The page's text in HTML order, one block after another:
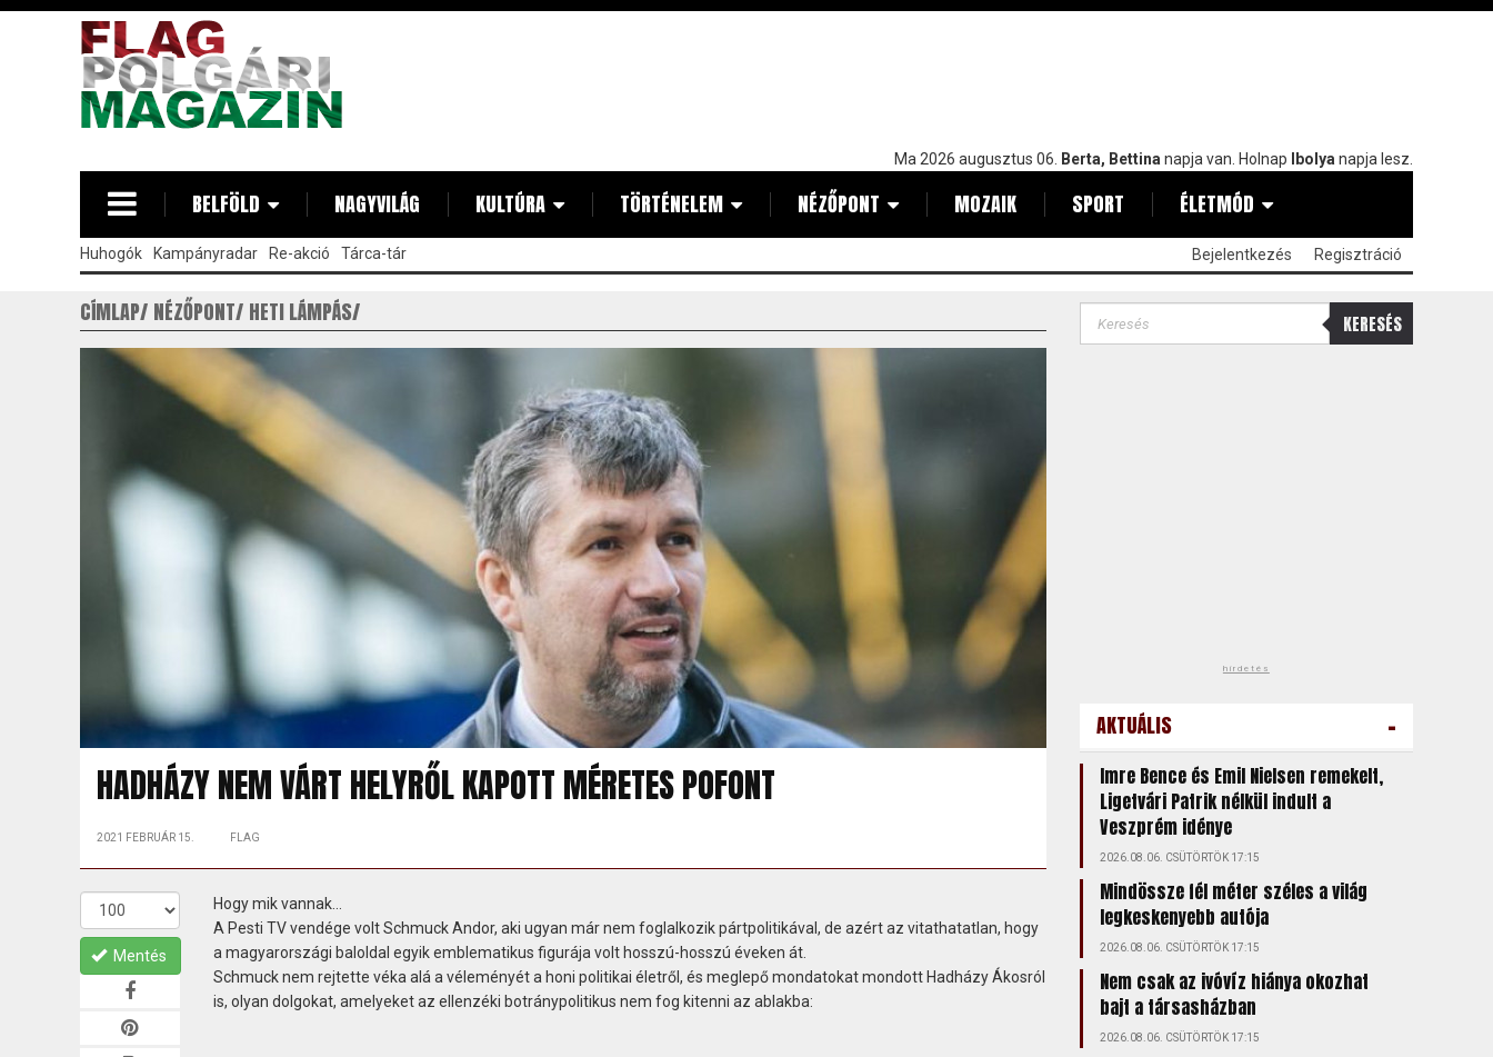
Ma 2026 augusztus 06. Berta, Bettina napja van. Holnap Ibolya napja lesz.
BELFÖLD NAGYVILÁG KULTÚRA TÖRTÉNELEM NÉZŐPONT MOZAIK SPORT ÉLETMÓD
Huhogók Kampányradar Re-akció Tárca-tár Bejelentkezés Regisztráció
CÍMLAP NÉZŐPONT HETI LÁMPÁS
HADHÁZY NEM VÁRT HELYRŐL KAPOTT MÉRETES POFONT
2021 FEBRUÁR 15. FLAG
Mentés
Hogy mik vannak…
A Pesti TV vendége volt Schmuck Andor, aki ugyan már nem foglalkozik pártpolitikával, de azért az vitathatatlan, hogy
a magyarországi baloldal egyik emblematikus figurája volt hosszú-hosszú éveken át.
Schmuck nem rejtette véka alá a véleményét a honi politikai életről, és meglepő mondatokat mondott Hadházy Ákosról
is, olyan dolgokat, amelyeket az ellenzéki botránypolitikus nem fog kitenni az ablakba:
KERESÉS
hirdetés
AKTUÁLIS -
Imre Bence és Emil Nielsen remekelt,
Ligetvári Patrik nélkül indult a
Veszprém idénye
2026.08.06. CSÜTÖRTÖK 17:15
Mindössze fél méter széles a világ
legkeskenyebb autója
2026.08.06. CSÜTÖRTÖK 17:15
Nem csak az ivóvíz hiánya okozhat
bajt a társasházban
2026.08.06. CSÜTÖRTÖK 17:15